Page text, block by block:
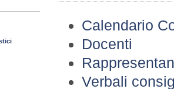
Calendario
Docenti
Verbali